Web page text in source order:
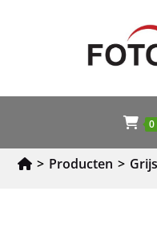
0
> Producten > Grijs